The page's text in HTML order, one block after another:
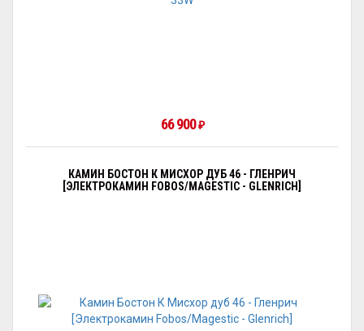
66 900 ₽
КАМИН БОСТОН К МИСХОР ДУБ 46 - ГЛЕНРИЧ
[ЭЛЕКТРОКАМИН FOBOS/MAGESTIC - GLENRICH]